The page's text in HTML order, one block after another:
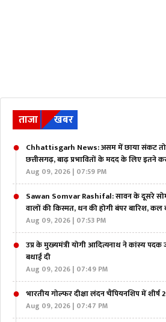
ताजा खबर
Chhattisgarh News: असम में छाया संकट
छत्तीसगढ़, बाढ़ प्रभावितों के मदद के लिए इतने
Aug 09, 2026 | 07:59 PM
Sawan Somvar Rashifal: सावन के दूसरे
वालों की किस्मत, धन की होगी बंपर बारिश,
Aug 09, 2026 | 07:53 PM
उप्र के मुख्‍यमंत्री योगी आदित्यनाथ ने कांस्य
बधाई दी
Aug 09, 2026 | 07:49 PM
भारतीय गोल्फर दीक्षा लंदन चैंपियनशिप में शीर्ष
Aug 09, 2026 | 07:47 PM